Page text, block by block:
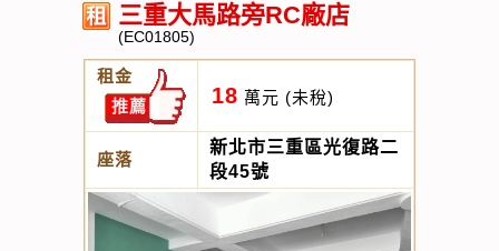
三重大馬路旁RC廠店
(EC01805)
租金
推薦
18 萬元 (未稅)
座落
新北市三重區光復路二
段45號